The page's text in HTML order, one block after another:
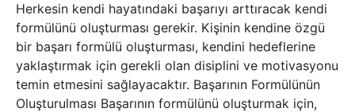
Herkesin kendi hayatındaki başarıyı arttıracak kendi
formülünü oluşturması gerekir. Kişinin kendine özgü
bir başarı formülü oluşturması, kendini hedeflerine
yaklaştırmak için gerekli olan disiplini ve motivasyonu
temin etmesini sağlayacaktır. Başarının Formülünün
Oluşturulması Başarının formülünü oluşturmak için,